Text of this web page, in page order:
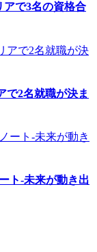
アで3名の資格合
で2名就職が決ま
ト-未来が動き出